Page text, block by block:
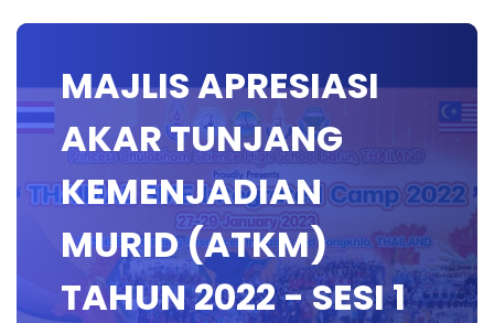
MAJLIS APRESIASI
AKAR TUNJANG
KEMENJADIAN
MURID (ATKM)
TAHUN 2022 - SESI 1